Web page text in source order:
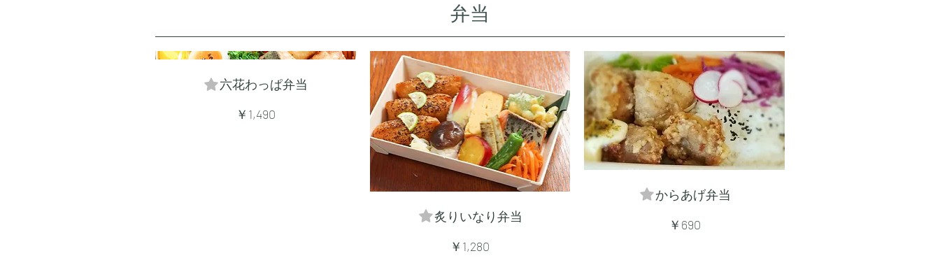
弁当
六花わっぱ弁当
￥1,490
炙りいなり弁当
￥1,280
からあげ弁当
￥690